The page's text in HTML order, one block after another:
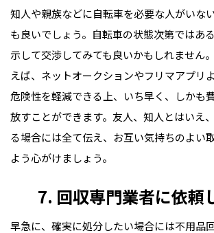
知人や親族などに自転車を必要な人がいな
も良いでしょう。自転車の状態次第ではあ
示して交渉してみても良いかもしれません
えば、ネットオークションやフリマアプリ
危険性を軽減できる上、いち早く、しかも
放すことができます。友人、知人とはいえ
る場合には全て伝え、お互い気持ちのよい
よう心がけましょう。
7. 回収専門業者に依頼
早急に、確実に処分したい場合には不用品